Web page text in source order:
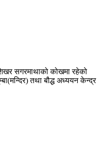
सगरमाथाको कोखमा रहेको
तथा बौद्ध अध्ययन केन्द्र